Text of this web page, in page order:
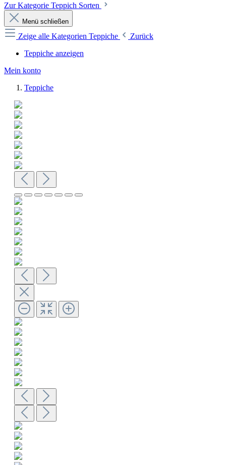
Zur Kategorie Teppich Sorten
Menü schließen
Zeige alle Kategorien Teppiche
Zurück
Teppiche anzeigen
Mein konto
Teppiche